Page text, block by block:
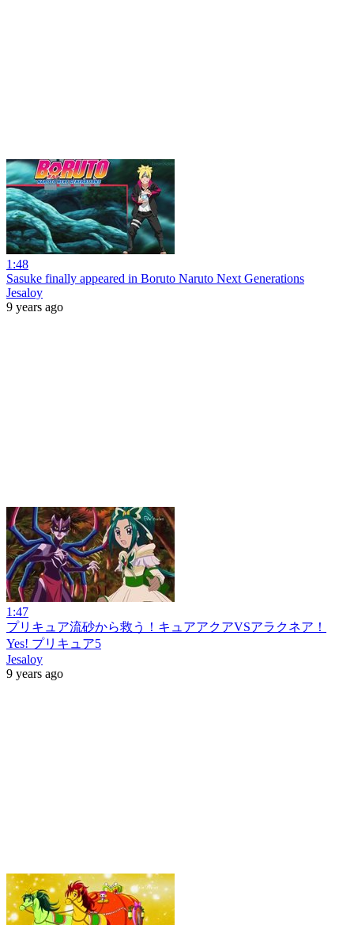
1:48
Sasuke finally appeared in Boruto Naruto Next Generations
Jesaloy
9 years ago
1:47
プリキュア流砂から救う！キュアアクアVSアラクネア！
Yes! プリキュア5
Jesaloy
9 years ago